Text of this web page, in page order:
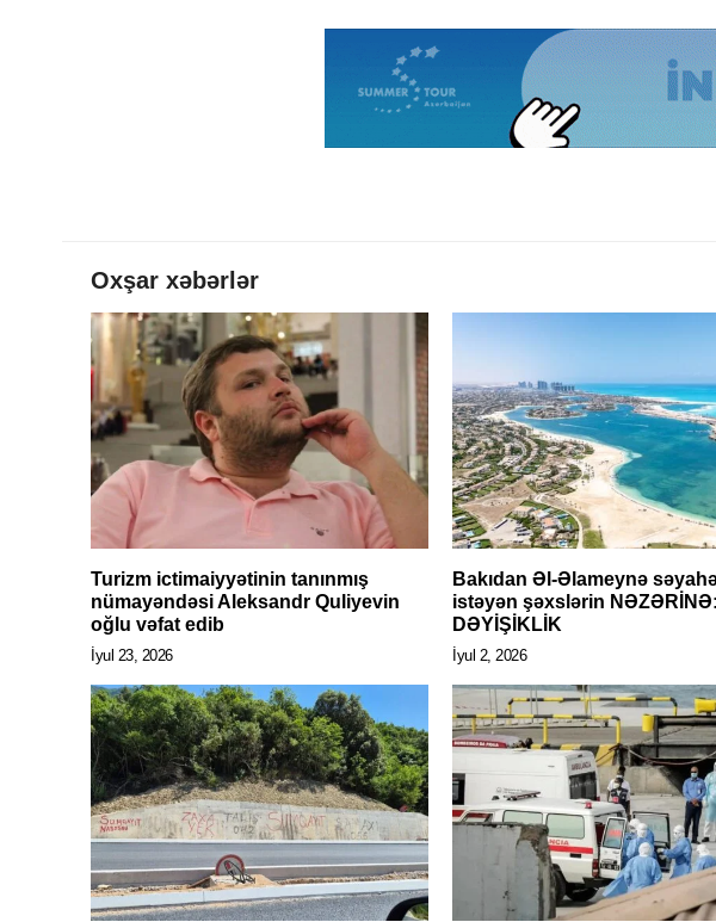
Oxşar xəbərlər
Turizm ictimaiyyətinin tanınmış
nümayəndəsi Aleksandr Quliyevin
oğlu vəfat edib
İyul 23, 2026
Bakıdan Əl-Əlameynə
istəyən şəxslərin
DƏYİŞİKLİK
İyul 2, 2026